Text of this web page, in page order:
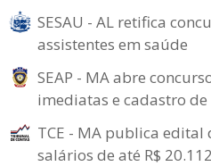
SESAU - AL retifica
assistentes em saúde
SEAP - MA abre
imediatas e cadastro de
TCE - MA publica
salários de até R$